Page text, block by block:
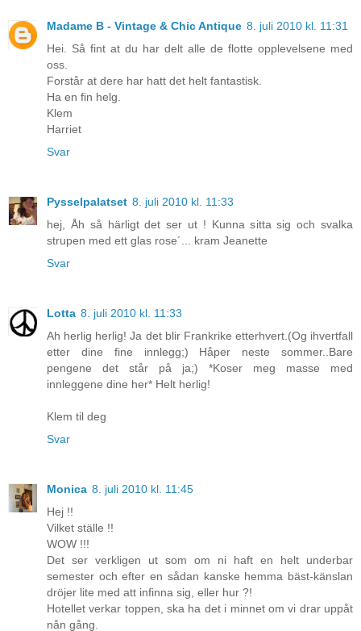
Madame B - Vintage & Chic Antique 8. juli 2010 kl. 11:31
Hei. Så fint at du har delt alle de flotte opplevelsene med
oss.
Forstår at dere har hatt det helt fantastisk.
Ha en fin helg.
Klem
Harriet
Svar
Pysselpalatset 8. juli 2010 kl. 11:33
hej, Åh så härligt det ser ut ! Kunna sitta sig och svalka
strupen med ett glas rose´... kram Jeanette
Svar
Lotta 8. juli 2010 kl. 11:33
Ah herlig herlig! Ja det blir Frankrike etterhvert.(Og ihvertfall
etter dine fine innlegg;) Håper neste sommer..Bare
pengene det står på ja;) *Koser meg masse med
innleggene dine her* Helt herlig!
Klem til deg
Svar
Monica 8. juli 2010 kl. 11:45
Hej !!
Vilket ställe !!
WOW !!!
Det ser verkligen ut som om ni haft en helt underbar
semester och efter en sådan kanske hemma bäst-känslan
dröjer lite med att infinna sig, eller hur ?!
Hotellet verkar toppen, ska ha det i minnet om vi drar uppåt
nån gång.